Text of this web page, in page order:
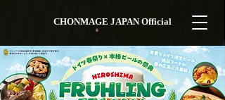
CHONMAGE JAPAN Official